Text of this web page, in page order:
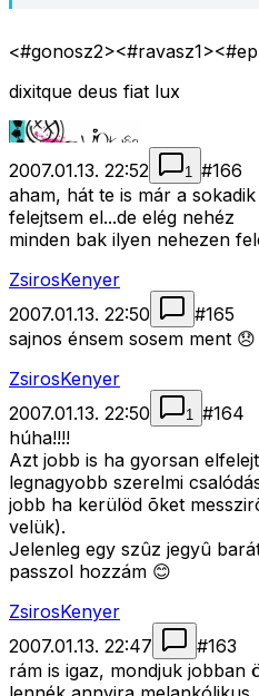
<#gonosz2><#ravasz1>
dixitque deus fiat lux
2007.01.13. 22:52 1 #166
aham, hát te is már a
felejtsem el...de elég nehéz
minden bak ilyen nehezen
ZsirosKenyer
2007.01.13. 22:50
#165
sajnos énsem sosem ment 😞
ZsirosKenyer
2007.01.13. 22:50
1 #164
húha!!!!
Azt jobb is ha gyorsan
legnagyobb szerelmi
jobb ha kerülöd õket
velük).
Jelenleg egy szûz jegyû
passzol hozzám 😊
ZsirosKenyer
2007.01.13. 22:47
#163
rám is igaz, mondjuk jobban